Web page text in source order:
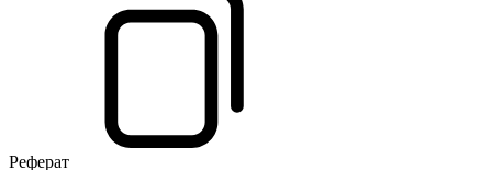
Реферат